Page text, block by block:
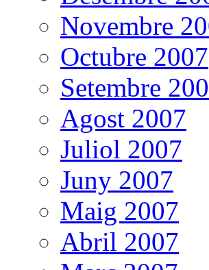
Novembre
Octubre 2007
Setembre
Agost 2007
Juliol 2007
Juny 2007
Maig 2007
Abril 2007